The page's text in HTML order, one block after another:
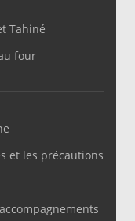
Tahiné
four
et les précautions